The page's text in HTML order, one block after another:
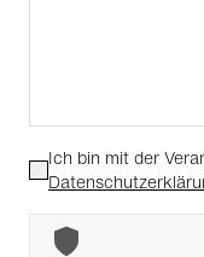
Ich bin mit der